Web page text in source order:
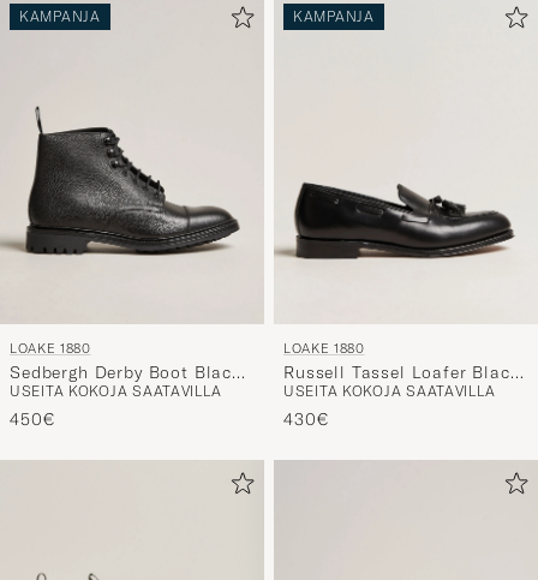
KAMPANJA
LOAKE 1880
Sedbergh Derby Boot Black
Calf Grain
USEITA KOKOJA SAATAVILLA
450€
KAMPANJA
LOAKE 1880
Russell Tassel Loafer Black
Calf
USEITA KOKOJA SAATAVILLA
430€